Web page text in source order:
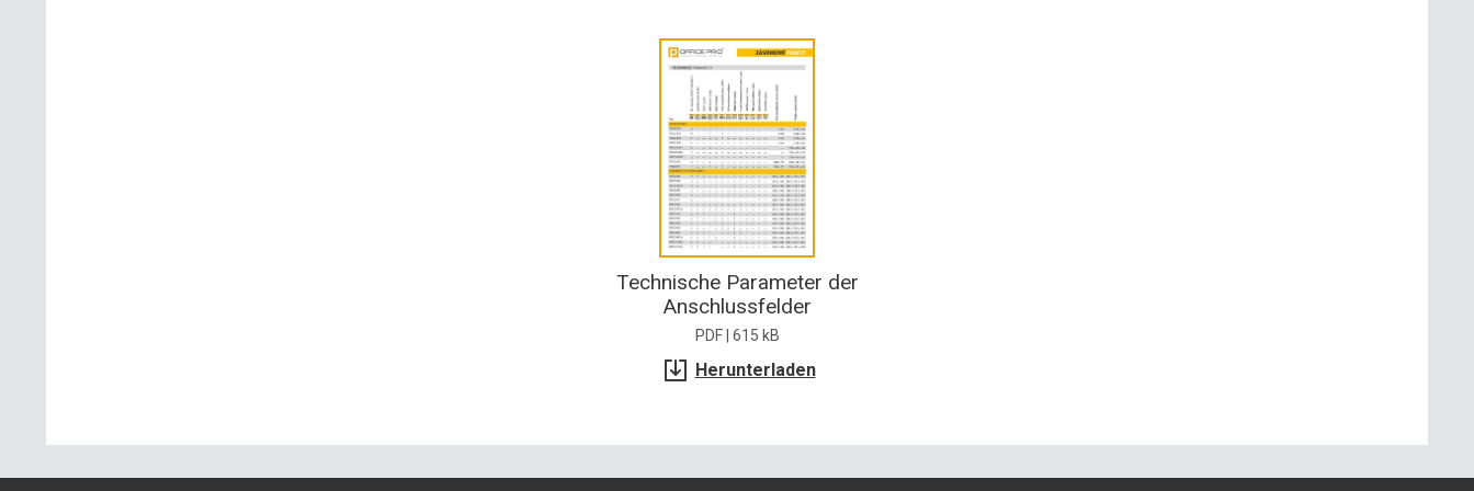
Technische Parameter der
Anschlussfelder
PDF | 615 kB
Herunterladen